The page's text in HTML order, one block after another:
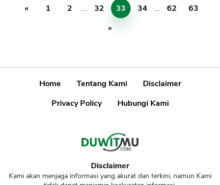
« 1 2 ... 32 33 34 ... 62
63
»
Home Tentang Kami
Disclaimer
Privacy Policy
Hubungi Kami
Disclaimer
Kami akan menjaga informasi yang akurat dan terkini, namun Kami